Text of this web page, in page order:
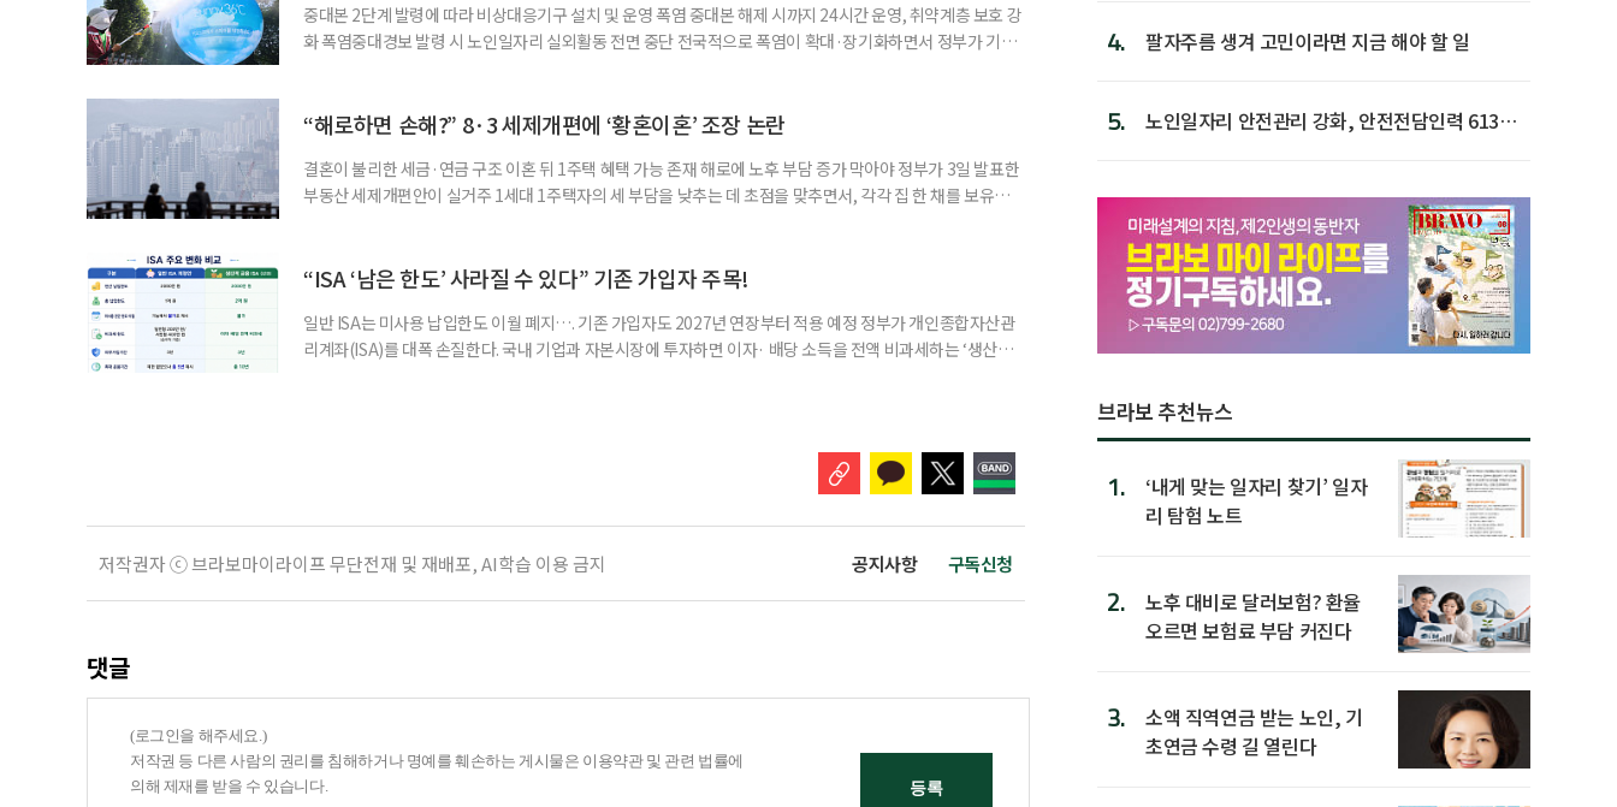
중대본 2단계 발령에 따라 비상대응기구 설치 및 운영 폭염 중대본 해제 시까지 24시간 운영, 취약계층 보호 강
화 폭염중대경보 발령 시 노인일자리 실외활동 전면 중단 전국적으로 폭염이 확대·장기화하면서 정부가 기존
책본부(중대본) 2단계(심각)가 발령된 이후에도 폭염이 전국적으로 확대되고 장기화한 데 따른 것이다. 기존에
“해로하면 손해?” 8·3 세제개편에 ‘황혼이혼’ 조장 논란
결혼이 불리한 세금·연금 구조 이혼 뒤 1주택 혜택 가능 존재 해로에 노후 부담 증가 막아야 정부가 3일 발표한
부동산 세제개편안이 실거주 1세대 1주택자의 세 부담을 낮추는 데 초점을 맞추면서, 각각 집 한 채를 보유한
부가 각자 집 한 채씩을 보유하면 한 세대가 두 채를 가진 것으로 보지만, 실제 이혼해 주거와 생계를 분
“ISA ‘남은 한도’ 사라질 수 있다” 기존 가입자 주목!
일반 ISA는 미사용 납입한도 이월 폐지…. 기존 가입자도 2027년 연장부터 적용 예정 정부가 개인종합자산관
리계좌(ISA)를 대폭 손질한다. 국내 기업과 자본시장에 투자하면 이자· 배당 소득을 전액 비과세하는 ‘생산적
저작권자 ⓒ 브라보마이라이프 무단전재 및 재배포, AI학습 이용 금지 공지사항 구독신청
댓글
4. 팔자주름 생겨 고민이라면 지금 해야 할 일
5.
노인일자리 안전관리 강화, 안전전담인력 613명
브라보 추천뉴스
1.
‘내게 맞는 일자리 찾기’ 일자
리 탐험 노트
2.
노후 대비로 달러보험? 환율
오르면 보험료 부담 커진다
3.
소액 직역연금 받는 노인, 기
초연금 수령 길 열린다